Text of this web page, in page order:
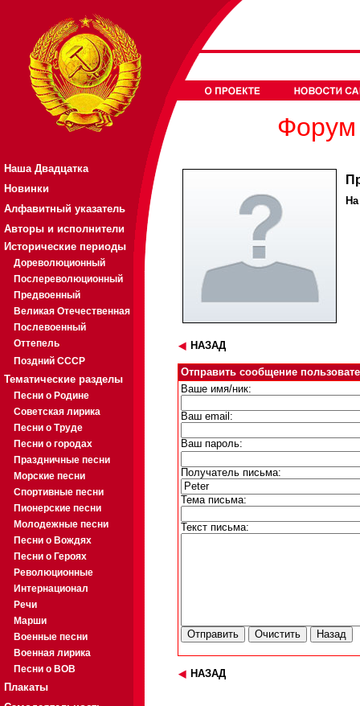
Наша Двадцатка
Новинки
Алфавитный указатель
Авторы и исполнители
Исторические периоды
Дореволюционный
Послереволюционный
Предвоенный
Великая Отечественная
Послевоенный
Оттепель
Поздний СССР
Тематические разделы
Песни о Родине
Советская лирика
Песни о Труде
Песни о городах
Праздничные песни
Морские песни
Спортивные песни
Пионерские песни
Молодежные песни
Песни о Вождях
Песни о Героях
Революционные
Интернационал
Речи
Марши
Военные песни
Военная лирика
Песни о ВОВ
Плакаты
Форум
НАЗАД
Отправить сообщение
Ваше имя/ник:
Ваш email:
Ваш пароль:
Получатель письма:
Тема письма:
Текст письма:
НАЗАД